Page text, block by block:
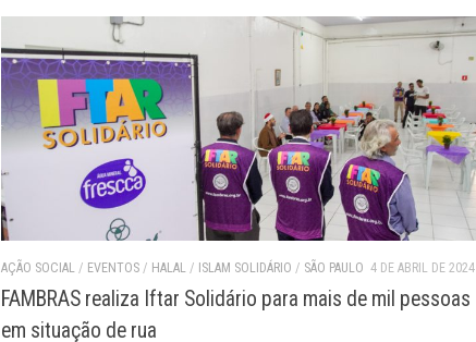
AÇÃO SOCIAL / EVENTOS / HALAL / ISLAM SOLIDÁRIO / SÃO PAULO 4 DE ABRIL DE 2024
FAMBRAS realiza Iftar Solidário para mais de mil pessoas
em situação de rua